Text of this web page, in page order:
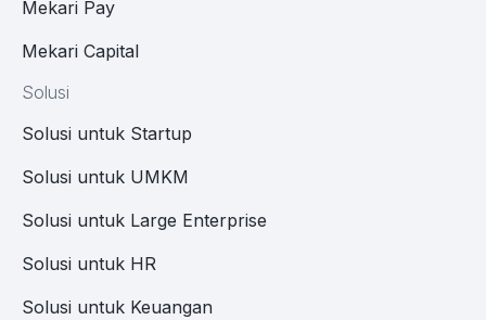
Mekari Pay
Mekari Capital
Solusi
Solusi untuk Startup
Solusi untuk UMKM
Solusi untuk Large Enterprise
Solusi untuk HR
Solusi untuk Keuangan